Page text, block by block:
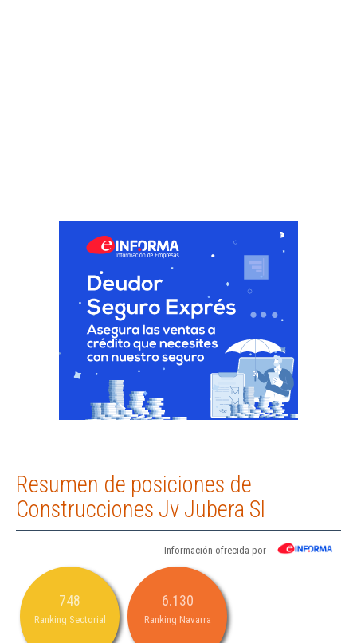
Resumen de posiciones de
Construcciones Jv Jubera Sl
Información ofrecida por
748
Ranking Sectorial
6.130
Ranking Navarra